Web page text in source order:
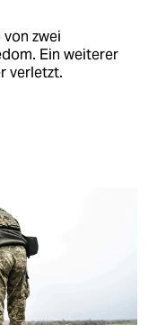
zwei
Ein weiterer
verletzt.